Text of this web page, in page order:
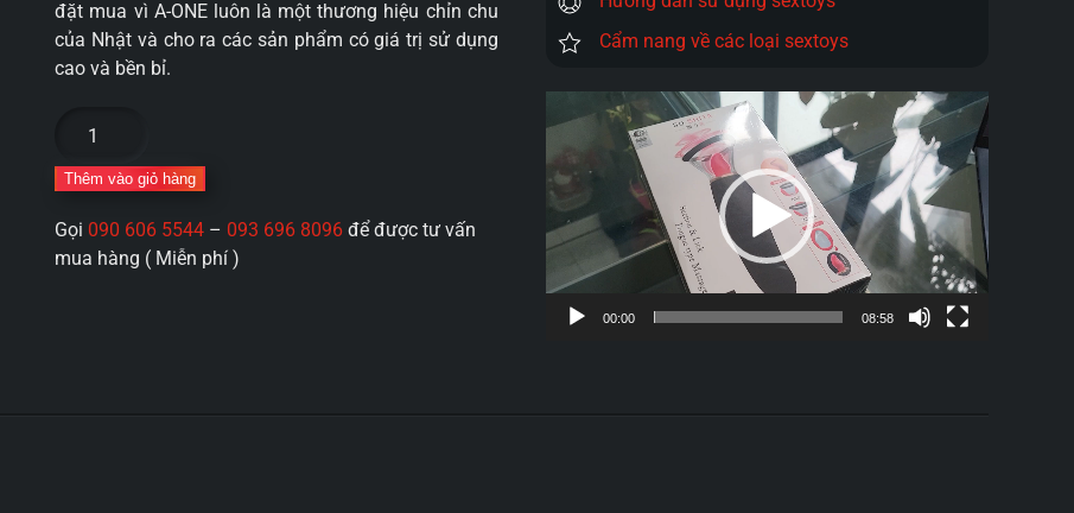
đặt mua vì A-ONE luôn là một thương hiệu chỉn chu
của Nhật và cho ra các sản phẩm có giá trị sử dụng
cao và bền bỉ.
hút
rung
cầm
Thêm vào giỏ hàng
Gọi 090 606 5544 – 093 696 8096 để được tư vấn
mua hàng ( Miễn phí )
Cẩm nang về các loại sextoys
chơi
Video
00:00 08:58